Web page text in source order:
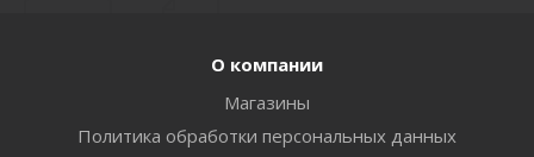
О компании
Магазины
Политика обработки персональных данных